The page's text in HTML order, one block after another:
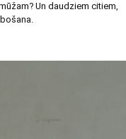
Un daudziem citiem,